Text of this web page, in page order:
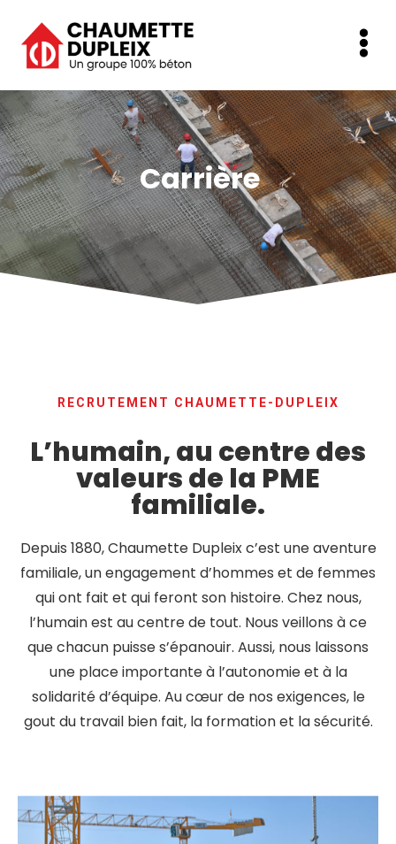
Carrière
RECRUTEMENT CHAUMETTE-DUPLEIX
L’humain, au centre des
valeurs de la PME
familiale.
Depuis 1880, Chaumette Dupleix c’est une aventure
familiale, un engagement d’hommes et de femmes
qui ont fait et qui feront son histoire. Chez nous,
l’humain est au centre de tout. Nous veillons à ce
que chacun puisse s’épanouir. Aussi, nous laissons
une place importante à l’autonomie et à la
solidarité d’équipe. Au cœur de nos exigences, le
gout du travail bien fait, la formation et la sécurité.